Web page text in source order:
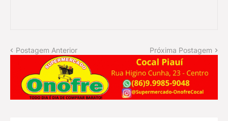
Postagem Anterior Próxima Postagem